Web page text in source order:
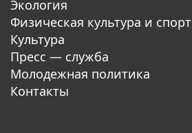
Экология
Физическая культура и спорт
Культура
Пресс — служба
Молодежная политика
Контакты